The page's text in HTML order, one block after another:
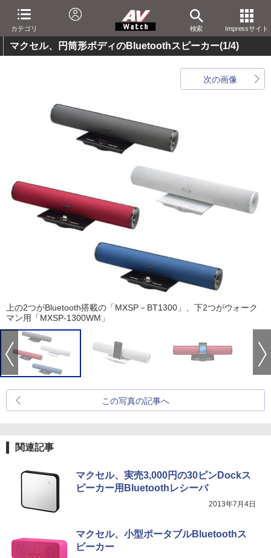
カテゴリ 検索 Impressサイト
マクセル、円筒形ボディのBluetoothスピーカー(1/4)
次の画像
上の2つがBluetooth搭載の「MXSP－BT1300」、下2つがウォーク
マン用「MXSP-1300WM」
この写真の記事へ
関連記事
マクセル、実売3,000円の30ピンDockス
ピーカー用Bluetoothレシーバ
2013年7月4日
マクセル、小型ポータブルBluetoothス
ピーカー